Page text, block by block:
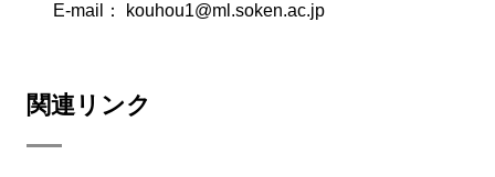
E-mail： kouhou1@ml.soken.ac.jp
関連リンク